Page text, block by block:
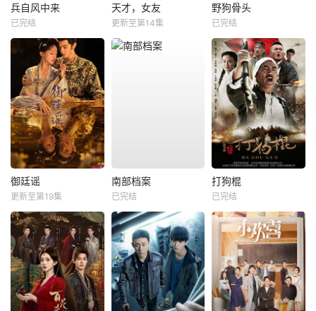
兵自风中来
已完结
天才，女友
更新至第14集
野狗骨头
已完结
御廷谣
更新至第19集
南部档案
已完结
打狗棍
已完结